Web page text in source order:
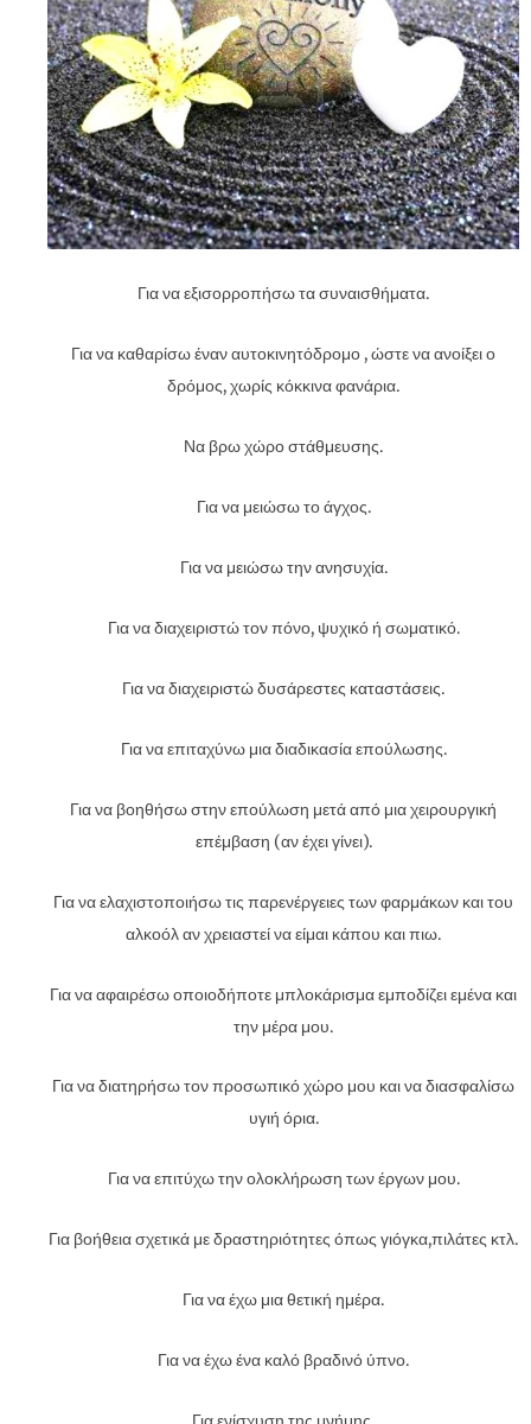
Για να εξισορροπήσω τα συναισθήματα.
Για να καθαρίσω έναν αυτοκινητόδρομο , ώστε να ανοίξει ο
δρόμος, χωρίς κόκκινα φανάρια.
Να βρω χώρο στάθμευσης.
Για να μειώσω το άγχος.
Για να μειώσω την ανησυχία.
Για να διαχειριστώ τον πόνο, ψυχικό ή σωματικό.
Για να διαχειριστώ δυσάρεστες καταστάσεις.
Για να επιταχύνω μια διαδικασία επούλωσης.
Για να βοηθήσω στην επούλωση μετά από μια χειρουργική
επέμβαση (αν έχει γίνει).
Για να ελαχιστοποιήσω τις παρενέργειες των φαρμάκων και του
αλκοόλ αν χρειαστεί να είμαι κάπου και πιω.
Για να αφαιρέσω οποιοδήποτε μπλοκάρισμα εμποδίζει εμένα και
την μέρα μου.
Για να διατηρήσω τον προσωπικό χώρο μου και να διασφαλίσω
υγιή όρια.
Για να επιτύχω την ολοκλήρωση των έργων μου.
Για βοήθεια σχετικά με δραστηριότητες όπως γιόγκα,πιλάτες κτλ.
Για να έχω μια θετική ημέρα.
Για να έχω ένα καλό βραδινό ύπνο.